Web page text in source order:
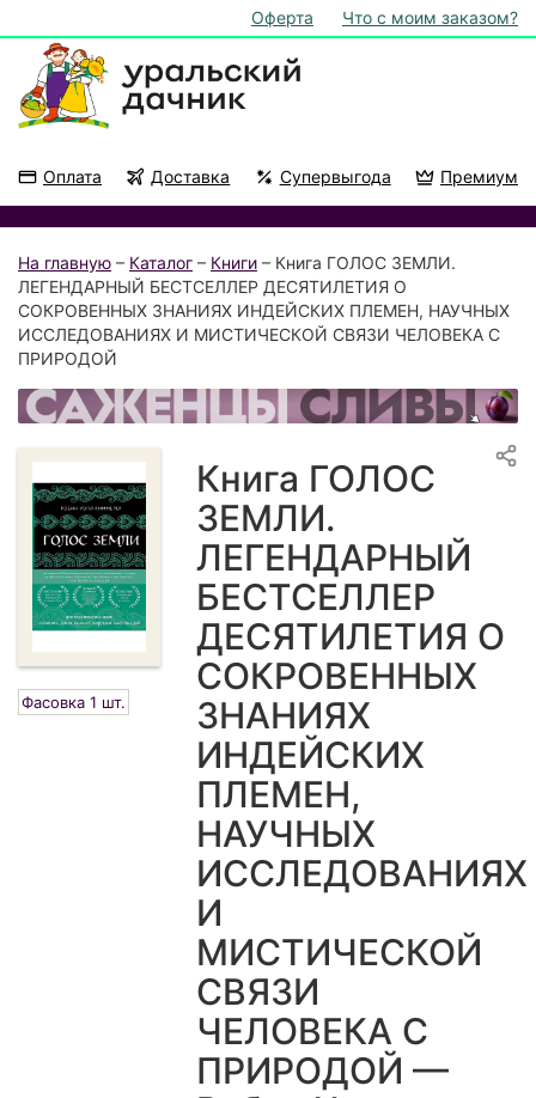
Оферта Что с моим заказом?
Оплата Доставка Супервыгода Премиум
На главную – Каталог – Книги – Книга ГОЛОС ЗЕМЛИ.
ЛЕГЕНДАРНЫЙ БЕСТСЕЛЛЕР ДЕСЯТИЛЕТИЯ О
СОКРОВЕННЫХ ЗНАНИЯХ ИНДЕЙСКИХ ПЛЕМЕН, НАУЧНЫХ
ИССЛЕДОВАНИЯХ И МИСТИЧЕСКОЙ СВЯЗИ ЧЕЛОВЕКА С
ПРИРОДОЙ
Фасовка 1 шт.
Книга ГОЛОС
ЗЕМЛИ.
ЛЕГЕНДАРНЫЙ
БЕСТСЕЛЛЕР
ДЕСЯТИЛЕТИЯ О
СОКРОВЕННЫХ
ЗНАНИЯХ
ИНДЕЙСКИХ
ПЛЕМЕН,
НАУЧНЫХ
ИССЛЕДОВАНИЯХ
И
МИСТИЧЕСКОЙ
СВЯЗИ
ЧЕЛОВЕКА С
ПРИРОДОЙ —